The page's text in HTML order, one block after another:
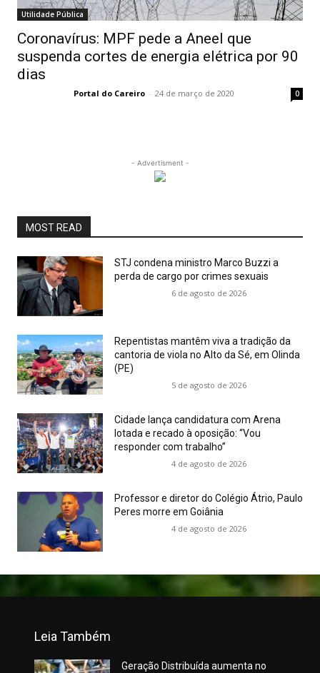
Utilidade Pública
Coronavírus: MPF pede a Aneel que
suspenda cortes de energia elétrica por 90
dias
Portal do Careiro - 24 de março de 2020 0
- Advertisment -
MOST READ
STJ condena ministro Marco Buzzi a
perda de cargo por crimes sexuais
6 de agosto de 2026
Repentistas mantêm viva a tradição da
cantoria de viola no Alto da Sé, em Olinda
(PE)
5 de agosto de 2026
Cidade lança candidatura com Arena
lotada e recado à oposição: “Vou
responder com trabalho”
4 de agosto de 2026
Professor e diretor do Colégio Átrio, Paulo
Peres morre em Goiânia
4 de agosto de 2026
Leia Também
Geração Distribuída aumenta no